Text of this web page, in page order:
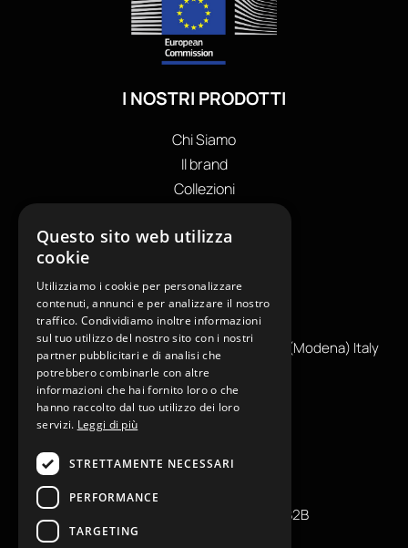
I NOSTRI PRODOTTI
Chi Siamo
Il brand
Collezioni
Private Label
+390599130036
info@reamcarpi.it
Via Alessandro Tassoni, 36C, 41012 CARPI (Modena) Italy
P. Iva IT04039970365
INFORMAZIONI UTILI
Contatti
Condizioni generali di vendita B2B
Questo sito web utilizza
cookie
Utilizziamo i cookie per personalizzare
contenuti, annunci e per analizzare il nostro
traffico. Condividiamo inoltre informazioni
sul tuo utilizzo del nostro sito con i nostri
partner pubblicitari e di analisi che
potrebbero combinarle con altre
informazioni che hai fornito loro o che
hanno raccolto dal tuo utilizzo dei loro
servizi. Leggi di più
STRETTAMENTE NECESSARI
PERFORMANCE
TARGETING